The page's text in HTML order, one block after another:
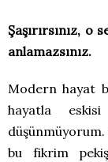
Şaşırırsınız, o
anlamazsınız.
Modern hayat
hayatla
bu fikrim